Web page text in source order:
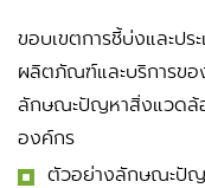
ขอบเขตการชี้บ่งและปร
ผลิตภัณฑ์และบริการขอ
ลักษณะปัญหาสิ่งแวดล้
องค์กร
ตัวอย่างลักษณะปัญ